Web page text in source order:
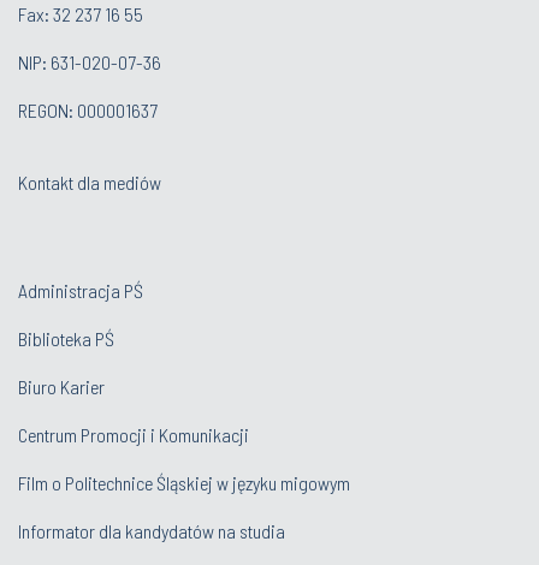
Fax: 32 237 16 55
NIP: 631-020-07-36
REGON: 000001637
Kontakt dla mediów
Administracja PŚ
Biblioteka PŚ
Biuro Karier
Centrum Promocji i Komunikacji
Film o Politechnice Śląskiej w języku migowym
Informator dla kandydatów na studia